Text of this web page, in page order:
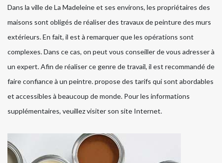
Dans la ville de La Madeleine et ses environs, les propriétaires des
maisons sont obligés de réaliser des travaux de peinture des murs
extérieurs. En fait, il est à remarquer que les opérations sont
complexes. Dans ce cas, on peut vous conseiller de vous adresser à
un expert. Afin de réaliser ce genre de travail, il est recommandé de
faire confiance à un peintre. propose des tarifs qui sont abordables
et accessibles à beaucoup de monde. Pour les informations
supplémentaires, veuillez visiter son site Internet.